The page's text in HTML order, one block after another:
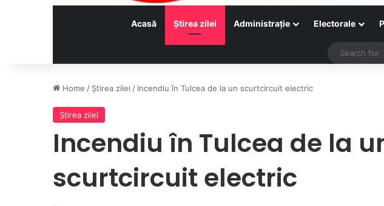
Acasă Ştirea zilei Administraţie Electorale
Home / Ştirea zilei / Incendiu în Tulcea de la un scurtcircuit electric
Ştirea zilei
Incendiu în Tulcea de la
scurtcircuit electric